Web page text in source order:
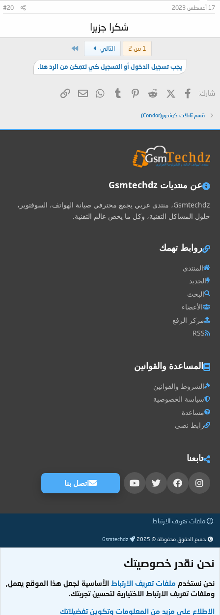
17 أغسطس 2023 #20
شكرا جزيرا
1 من 2 التالي الاخير
يجب تسجيل الدخول أو التسجيل كي تتمكن من الرد هنا.
شارك: فيسبوكX (Twitter)
Reddit
Pinterest
Tumblr
WhatsAppالبريد الإلكتروني
الرابط
قسم تابلات كوندور(Condor)
عن منتديات Gsmtechdz
Gsmtechdz، منتدى عربي يجمع محترفي صيانة الهواتف، السوفتوير،
حلول المشاكل التقنية، وكل ما يخص عالم التقنية.
روابط تهمك
المنتدى
الجديد
البحث
الأعضاء
مركز الرفع
RSS
المساعدة والقوانين
الشروط والقوانين
سياسة الخصوصية
مساعدة
رابط نصي
تابعنا
اتصل بنا
ملفات تعريف الارتباط
جميع الحقوق محفوظة © 2025 Gsmtechdz
نحن نقدر خصوصيتك
نحن نستخدم ملفات تعريف الارتباطالأساسية لجعل هذا الموقع يعمل,
وملفات تعريف الارتباط الاختيارية لتحسين تجربتك.
الاطلاع على مزيد من المعلومات وتكوين تفضيلاتك